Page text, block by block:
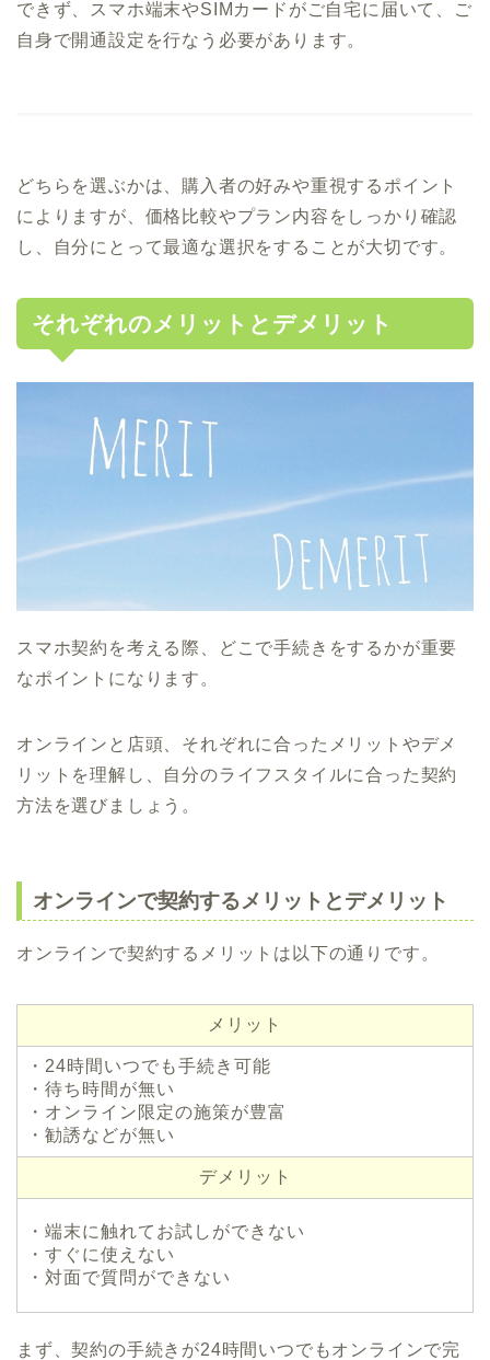
できず、スマホ端末やSIMカードがご自宅に届いて、ご
自身で開通設定を行なう必要があります。
どちらを選ぶかは、購入者の好みや重視するポイント
によりますが、価格比較やプラン内容をしっかり確認
し、自分にとって最適な選択をすることが大切です。
それぞれのメリットとデメリット
スマホ契約を考える際、どこで手続きをするかが重要
なポイントになります。
オンラインと店頭、それぞれに合ったメリットやデメ
リットを理解し、自分のライフスタイルに合った契約
方法を選びましょう。
オンラインで契約するメリットとデメリット
オンラインで契約するメリットは以下の通りです。
メリット
・24時間いつでも手続き可能
・待ち時間が無い
・オンライン限定の施策が豊富
・勧誘などが無い
デメリット
・端末に触れてお試しができない
・すぐに使えない
・対面で質問ができない
まず、契約の手続きが24時間いつでもオンラインで完